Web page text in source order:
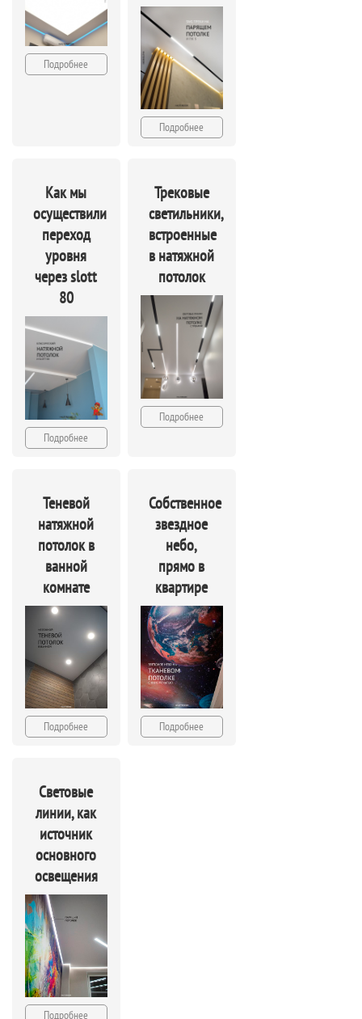
Подробнее
Подробнее
Как мы
осуществили
переход
уровня
через slott
80
Подробнее
Трековые
светильники,
встроенные
в натяжной
потолок
Подробнее
Теневой
натяжной
потолок в
ванной
комнате
Подробнее
Собственное
звездное
небо,
прямо в
квартире
Подробнее
Световые
линии, как
источник
основного
освещения
Подробнее